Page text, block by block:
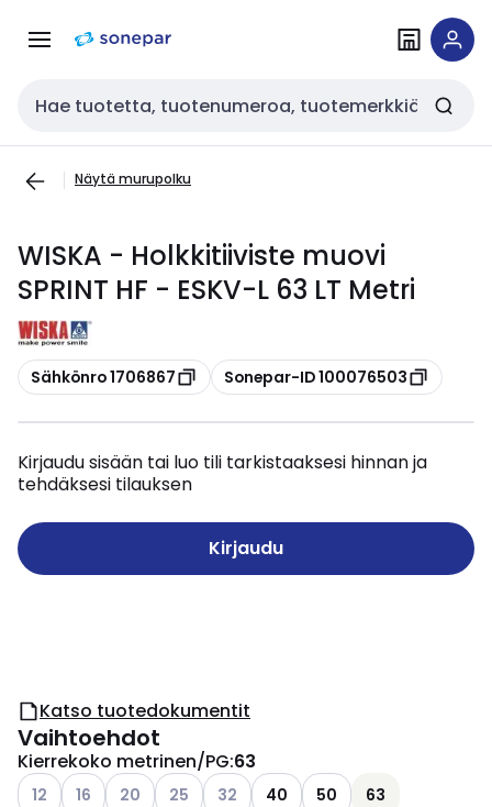
navigointiinsisältöön
Haku
Näytä murupolku
WISKA - Holkkitiiviste muovi
SPRINT HF - ESKV-L 63 LT Metri
Kopioi
Sähkönro 1706867 Kopioi
Sonepar-ID 100076503
Kirjaudu sisään tai luo tili tarkistaaksesi hinnan ja
tehdäksesi tilauksen
Kirjaudu
Katso tuotedokumentit
Vaihtoehdot
Kierrekoko metrinen/PG:63
Katso käytettävissä olevat vaihtoehdot
12 Katso käytettävissä olevat vaihtoehdot
16 Katso käytettävissä olevat vaihtoehdot
20 Katso käytettävissä olevat vaihtoehdot
25 Katso käytettävissä olevat
32 40 50 63